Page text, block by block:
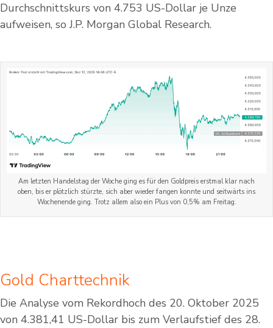
Durchschnittskurs von 4.753 US-Dollar je Unze
aufweisen, so J.P. Morgan Global Research.
Am letzten Handelstag der Woche ging es für den Goldpreis erstmal klar nach
oben, bis er plötzlich stürzte, sich aber wieder fangen konnte und seitwärts ins
Wochenende ging. Trotz allem also ein Plus von 0,5% am Freitag.
Gold Charttechnik
Die Analyse vom Rekordhoch des 20. Oktober 2025
von 4.381,41 US-Dollar bis zum Verlaufstief des 28.